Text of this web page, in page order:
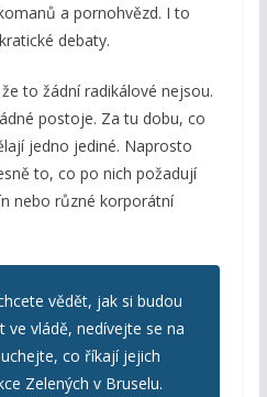
a pornohvězd. I to
debaty.
to žádní radikálové nejsou.
postoje. Za tu dobu, co
jedno jediné. Naprosto
to, co po nich požadují
nebo různé korporátní
vědět, jak si budou
ve vládě, nedívejte se na
co říkají jejich
Zelených v Bruselu.